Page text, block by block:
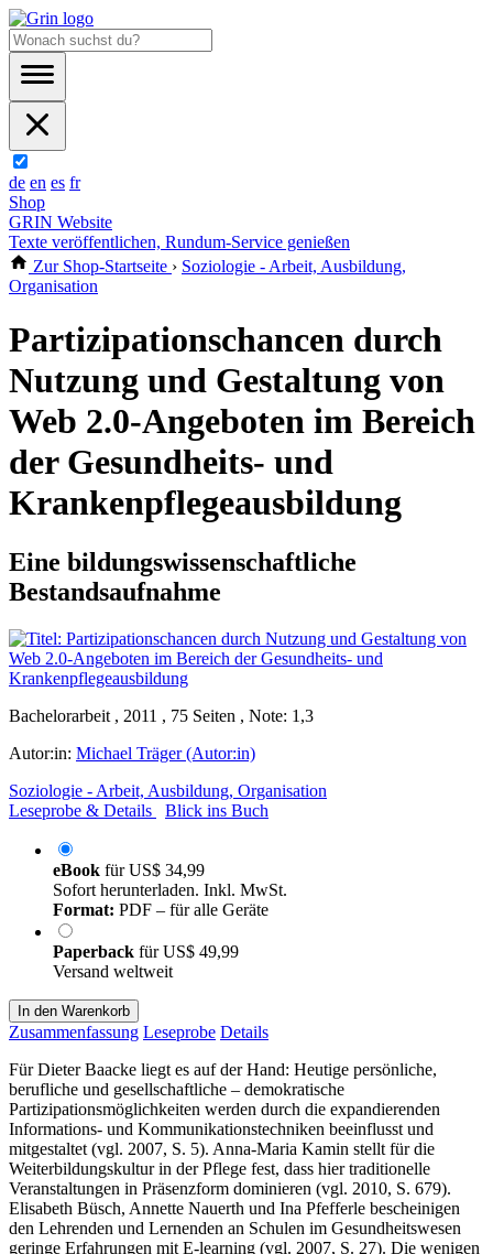
de en es fr
Shop
GRIN Website
Texte veröffentlichen, Rundum-Service genießen
Zur Shop-Startseite › Soziologie - Arbeit, Ausbildung,
Organisation
Partizipationschancen durch
Nutzung und Gestaltung von
Web 2.0-Angeboten im Bereich
der Gesundheits- und
Krankenpflegeausbildung
Eine bildungswissenschaftliche
Bestandsaufnahme
Bachelorarbeit , 2011 , 75 Seiten , Note: 1,3
Autor:in: Michael Träger (Autor:in)
Soziologie - Arbeit, Ausbildung, Organisation
Leseprobe & Details
Blick ins Buch
eBook fürUS$ 34,99
Sofort herunterladen. Inkl. MwSt.
Format: PDF – für alle Geräte
Paperback fürUS$ 49,99
Versand weltweit
In den Warenkorb
Zusammenfassung Leseprobe Details
Für Dieter Baacke liegt es auf der Hand: Heutige persönliche,
berufliche und gesellschaftliche – demokratische
Partizipationsmöglichkeiten werden durch die expandierenden
Informations- und Kommunikationstechniken beeinflusst und
mitgestaltet (vgl. 2007, S. 5). Anna-Maria Kamin stellt für die
Weiterbildungskultur in der Pflege fest, dass hier traditionelle
Veranstaltungen in Präsenzform dominieren (vgl. 2010, S. 679).
Elisabeth Büsch, Annette Nauerth und Ina Pfefferle bescheinigen
den Lehrenden und Lernenden an Schulen im Gesundheitswesen
geringe Erfahrungen mit E-learning (vgl. 2007, S. 27). Die wenigen